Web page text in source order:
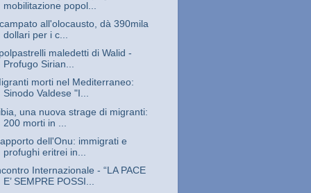
mobilitazione popol...
all'olocausto, dà 390mila
dollari per i c...
polpastrelli maledetti di Walid -
Profugo Sirian...
morti nel Mediterraneo:
Sinodo Valdese "I...
una nuova strage di migranti:
200 morti in ...
dell'Onu: immigrati e
profughi eritrei in...
Internazionale - “LA PACE
E’ SEMPRE POSSI...